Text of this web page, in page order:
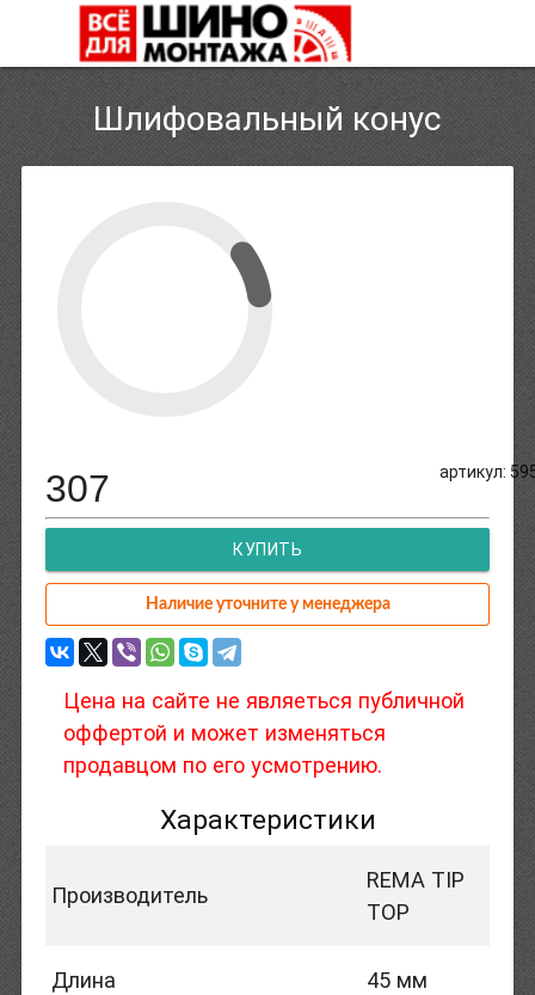
Шлифовальный конус
артикул:
307
КУПИТЬ
Наличие уточните у менеджера
Цена на сайте не являеться публичной
оффертой и может изменяться
продавцом по его усмотрению.
Характеристики
Производитель
REMA TIP
TOP
Длина 45 мм